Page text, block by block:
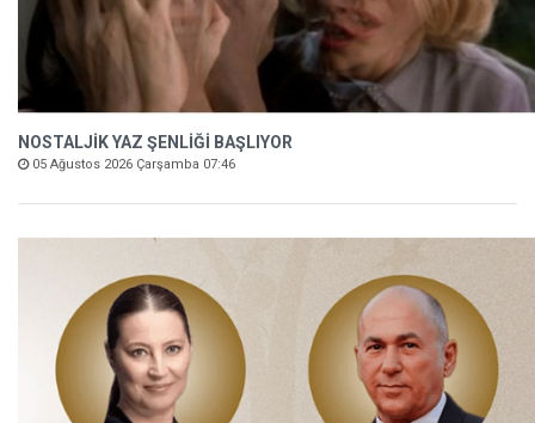
NOSTALJİK YAZ ŞENLİĞİ BAŞLIYOR
05 Ağustos 2026 Çarşamba 07:46